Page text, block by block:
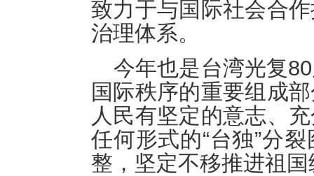
致力于与国际社会合
治理体系。
今年也是台湾光复
国际秩序的重要组成
人民有坚定的意志、
任何形式的“台独”分
整，坚定不移推进祖